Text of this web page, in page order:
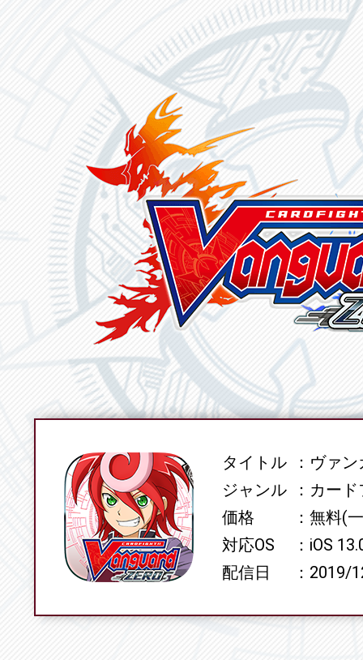
SPECタイトル
ヴァン
ジャンル
カード
価格
無料(
対応OS
iOS
配信日
2019/